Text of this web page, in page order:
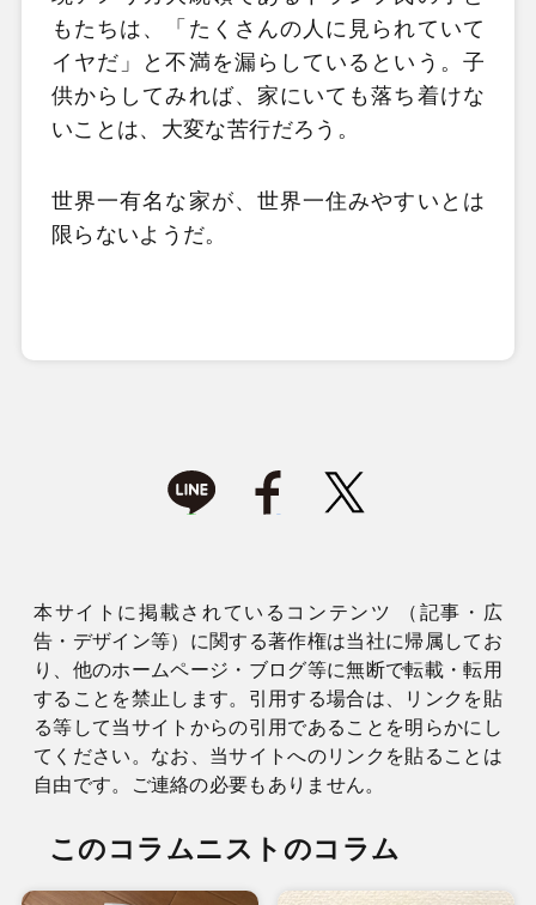
もたちは、「たくさんの人に見られていて
イヤだ」と不満を漏らしているという。子
供からしてみれば、家にいても落ち着けな
いことは、大変な苦行だろう。
世界一有名な家が、世界一住みやすいとは
限らないようだ。
本サイトに掲載されているコンテンツ （記事・広
告・デザイン等）に関する著作権は当社に帰属してお
り、他のホームページ・ブログ等に無断で転載・転用
することを禁止します。引用する場合は、リンクを貼
る等して当サイトからの引用であることを明らかにし
てください。なお、当サイトへのリンクを貼ることは
自由です。ご連絡の必要もありません。
このコラムニストのコラム